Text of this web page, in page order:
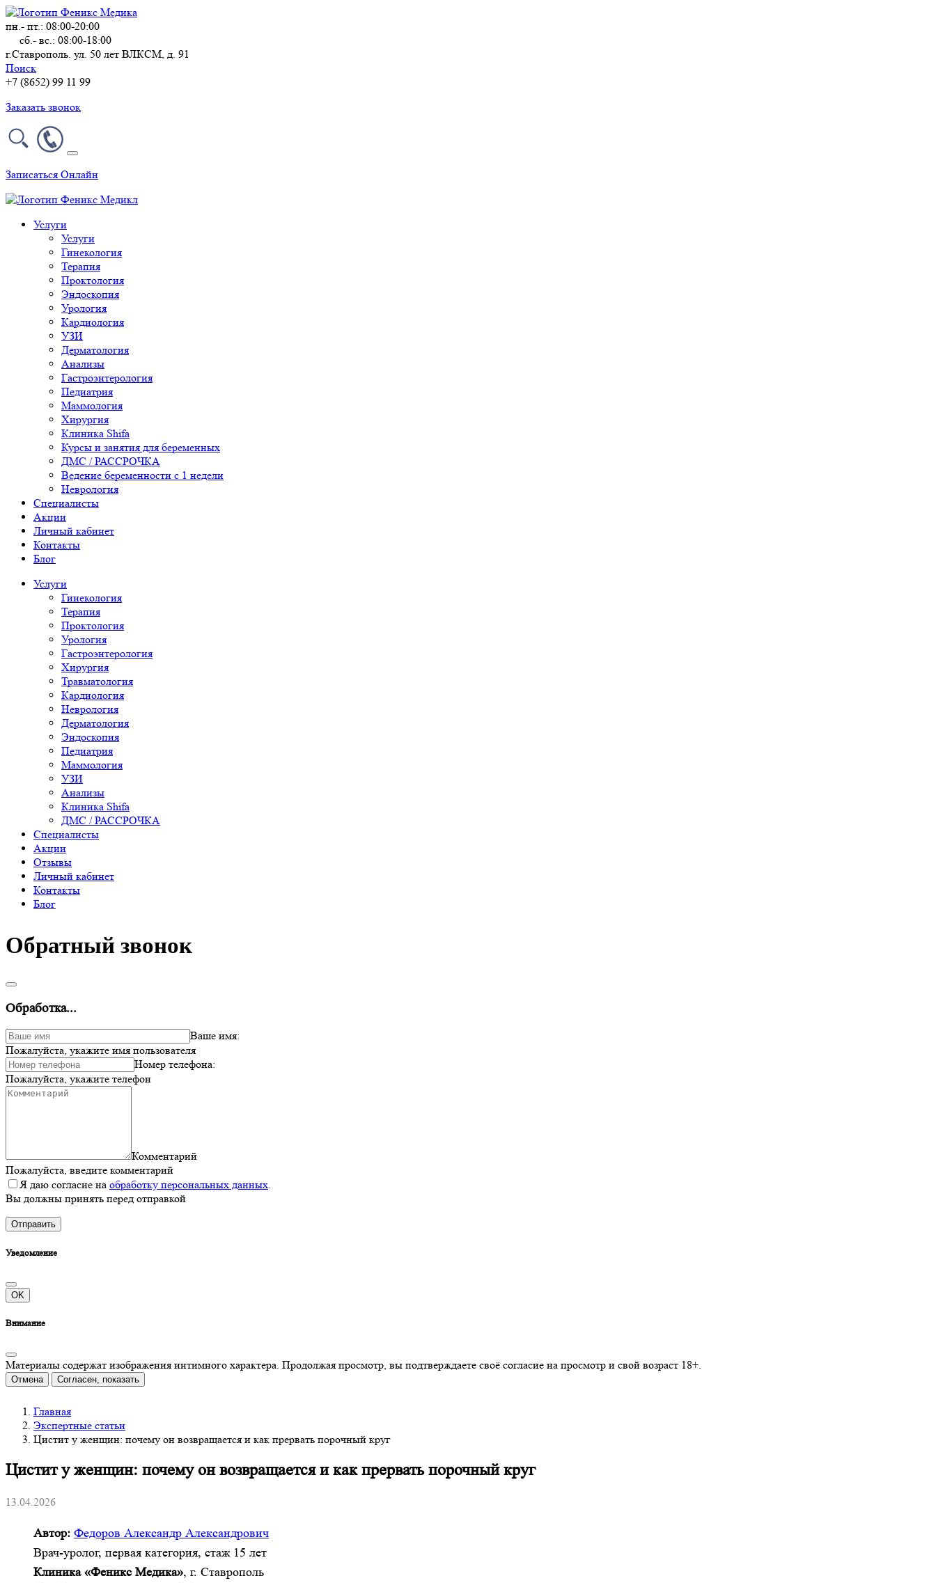
пн.- пт.: 08:00-20:00
сб.- вс.: 08:00-18:00
г.Ставрополь. ул. 50 лет ВЛКСМ, д. 91
Поиск
+7 (8652) 99 11 99
Заказать звонок
Записаться Онлайн
Услуги
Услуги
Гинекология
Терапия
Проктология
Эндоскопия
Урология
Кардиология
УЗИ
Дерматология
Анализы
Гастроэнтерология
Педиатрия
Маммология
Хирургия
Клиника Shifa
Курсы и занятия для беременных
ДМС / РАССРОЧКА
Ведение беременности с 1 недели
Неврология
Специалисты
Акции
Личный кабинет
Контакты
Блог
Услуги
Гинекология
Терапия
Проктология
Урология
Гастроэнтерология
Хирургия
Травматология
Кардиология
Неврология
Дерматология
Эндоскопия
Педиатрия
Маммология
УЗИ
Анализы
Клиника Shifa
ДМС / РАССРОЧКА
Специалисты
Акции
Отзывы
Личный кабинет
Контакты
Блог
Обратный звонок
Обработка...
Ваше имя:
Пожалуйста, укажите имя пользователя
Номер телефона:
Пожалуйста, укажите телефон
Комментарий
Пожалуйста, введите комментарий
Я даю согласие на обработку персональных данных.
Вы должны принять перед отправкой
Отправить
Уведомление
OK
Внимание
Материалы содержат изображения интимного характера. Продолжая просмотр, вы подтверждаете своё согласие на просмотр и свой возраст 18+.
Отмена Согласен, показать
Главная
Экспертные статьи
Цистит у женщин: почему он возвращается и как прервать порочный круг
Цистит у женщин: почему он возвращается и как прервать порочный круг
13.04.2026
Автор: Федоров Александр Александрович
Врач-уролог, первая категория, стаж 15 лет
Клиника «Феникс Медика», г. Ставрополь